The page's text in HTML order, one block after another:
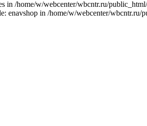
in /home/w/webcenter/wbcntr.ru/
enavshop in /home/w/webcenter/wbcntr.ru/